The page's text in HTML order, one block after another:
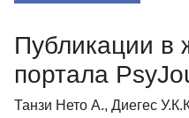
Публикации в
портала
Танзи Нето А., Диегес